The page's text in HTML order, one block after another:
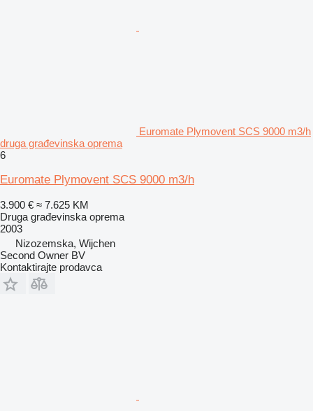
Euromate Plymovent SCS 9000 m3/h
druga građevinska oprema
6
Euromate Plymovent SCS 9000 m3/h
3.900 € ≈ 7.625 KM
Druga građevinska oprema
2003
Nizozemska, Wijchen
Second Owner BV
Kontaktirajte prodavca